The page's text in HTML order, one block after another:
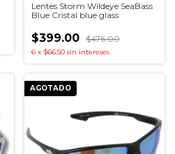
Lentes Storm Wildeye SeaBass
Blue Cristal blue glass
$399.00 $476.00
6 x $66.50 sin intereses
AGOTADO